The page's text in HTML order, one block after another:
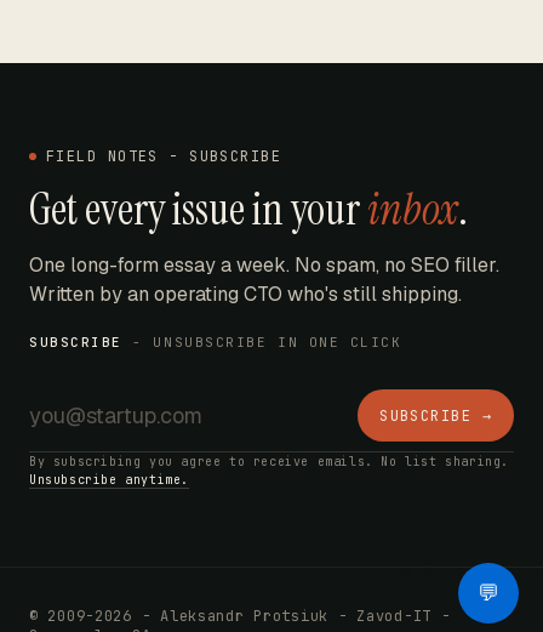
FIELD NOTES - SUBSCRIBE
Get every issue in yourinbox.
One long-form essay a week. No spam, no SEO filler.
Written by an operating CTO who's still shipping.
SUBSCRIBE - UNSUBSCRIBE IN ONE CLICK
SUBSCRIBE →
By subscribing you agree to receive emails. No list sharing.
Unsubscribe anytime.
© 2009-2026 - Aleksandr Protsiuk - Zavod-IT -
💬